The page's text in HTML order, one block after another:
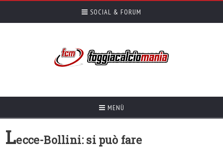
SOCIAL & FORUM
MENÙ
Lecce-Bollini: si può fare